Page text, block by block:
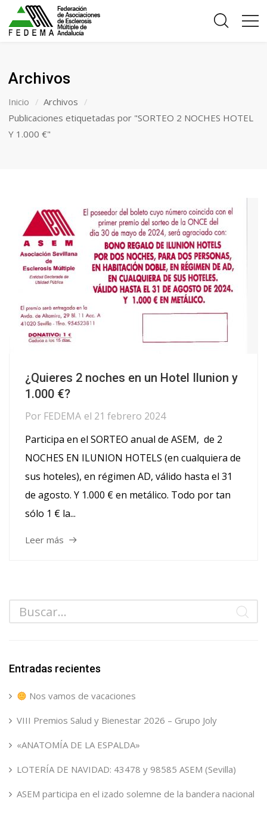
Archivos
Inicio
Archivos
Publicaciones etiquetadas por "SORTEO 2 NOCHES HOTEL
Y 1.000 €"
¿Quieres 2 noches en un Hotel Ilunion y
1.000 €?
Por FEDEMA el 21 febrero 2024
Participa en el SORTEO anual de ASEM, de 2
NOCHES EN ILUNION HOTELS (en cualquiera de
sus hoteles), en régimen AD, válido hasta el 31
de agosto. Y 1.000 € en metálico. Todo por tan
sólo 1 € la...
Leer más
Entradas recientes
Nos vamos de vacaciones
VIII Premios Salud y Bienestar 2026 – Grupo Joly
«ANATOMÍA DE LA ESPALDA»
LOTERÍA DE NAVIDAD: 43478 y 98585 ASEM (Sevilla)
ASEM participa en el izado solemne de la bandera nacional